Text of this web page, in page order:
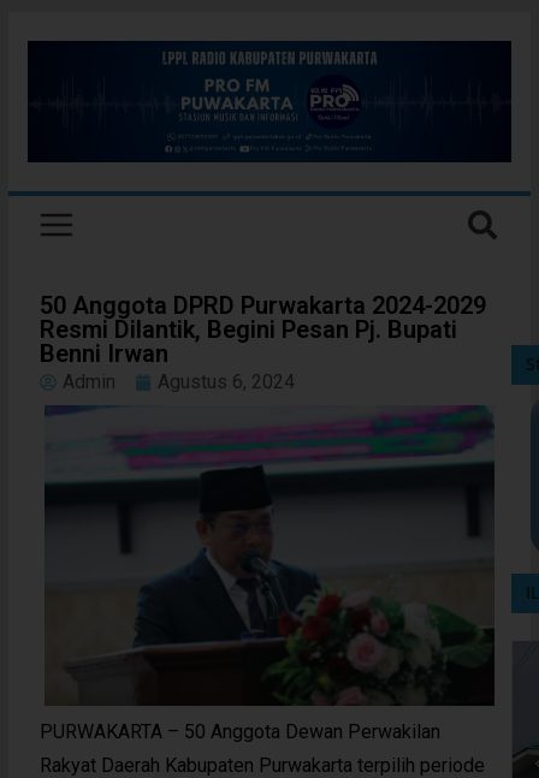
50 Anggota DPRD Purwakarta 2024-2029
Resmi Dilantik, Begini Pesan Pj. Bupati
Benni Irwan
Admin Agustus 6, 2024
PURWAKARTA – 50 Anggota Dewan Perwakilan
Rakyat Daerah Kabupaten Purwakarta terpilih periode